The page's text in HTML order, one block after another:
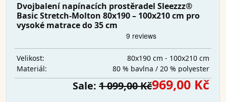
Dvojbalení napínacích prostěradel Sleezzz®
Basic Stretch-Molton 80x190 – 100x210 cm pro
vysoké matrace do 35 cm
Velikost:
80x190 cm - 100x210 cm
Materiál:
80 % bavlna / 20 % polyester
Sale: 1 099,00 Kč969,00 Kč